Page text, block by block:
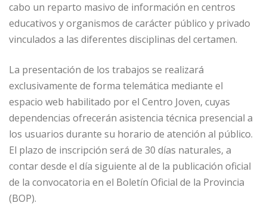
cabo un reparto masivo de información en centros
educativos y organismos de carácter público y privado
vinculados a las diferentes disciplinas del certamen.
La presentación de los trabajos se realizará
exclusivamente de forma telemática mediante el
espacio web habilitado por el Centro Joven, cuyas
dependencias ofrecerán asistencia técnica presencial a
los usuarios durante su horario de atención al público.
El plazo de inscripción será de 30 días naturales, a
contar desde el día siguiente al de la publicación oficial
de la convocatoria en el Boletín Oficial de la Provincia
(BOP).